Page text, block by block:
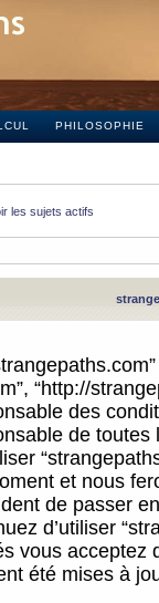
PHILOSOPHIE
les sujets actifs
“http://
des
de
et nous
de passer
d’utiliser
vous acceptez
été mises à